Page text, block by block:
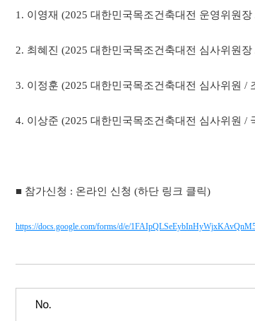
1. 이영재 (2025 대한민국목조건축대전 운영위원
2. 최혜진 (2025 대한민국목조건축대전 심사위원
3. 이정훈 (2025 대한민국목조건축대전 심사위원 /
4. 이상준 (2025 대한민국목조건축대전 심사위원
■ 참가신청 : 온라인 신청 (하단 링크 클릭)
https://docs.google.com/forms/d/e/
No.